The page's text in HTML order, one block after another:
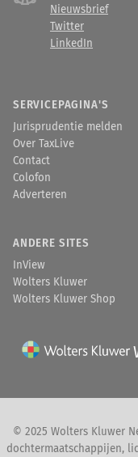
Nieuwsbrief
Twitter
LinkedIn
SERVICEPAGINA'S
Jurisprudentie melden
Over TaxLive
Contact
Colofon
Adverteren
ANDERE SITES
InView
Wolters Kluwer
Wolters Kluwer Shop
© 2025 Wolters Kluwer
dochtermaatschappijen,